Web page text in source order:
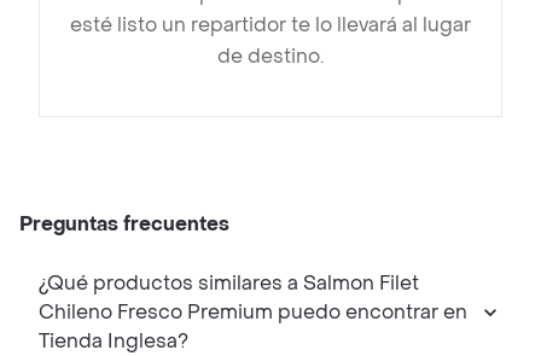
esté listo un repartidor te lo llevará al lugar
de destino.
Preguntas frecuentes
¿Qué productos similares a Salmon Filet
Chileno Fresco Premium puedo encontrar en
Tienda Inglesa?